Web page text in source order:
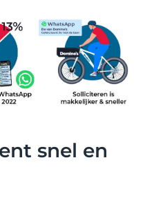
snel en